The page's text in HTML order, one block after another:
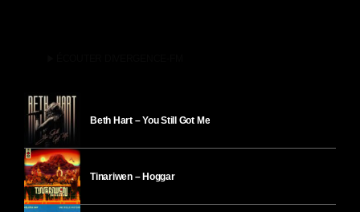
Beth Hart – You Still Got Me
Tinariwen – Hoggar